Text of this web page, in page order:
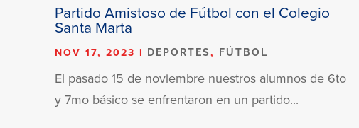
Partido Amistoso de Fútbol con el Colegio
Santa Marta
NOV 17, 2023 | DEPORTES, FÚTBOL
El pasado 15 de noviembre nuestros alumnos de 6to
y 7mo básico se enfrentaron en un partido...